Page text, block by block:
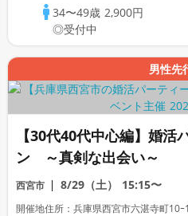
34〜49歳 2,900円
◎受付中
男性先
【30代40代中心編】婚活
ン ～真剣な出会い～
西宮市 8/29（土） 15:15〜
開催地住所：兵庫県西宮市六湛寺町10